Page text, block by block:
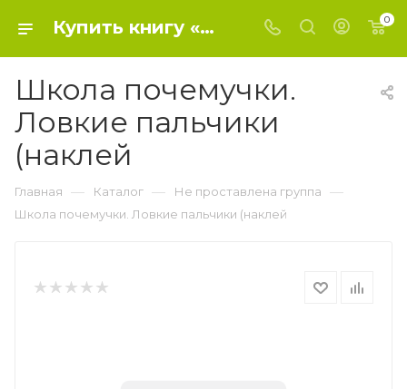
Купить книгу «Школа почемучки. Ловкие пальчики (наклей» 0, - Не проставлена группа 0
Школа почемучки.
Ловкие пальчики
(наклей
Главная — Каталог — Не проставлена группа —
Школа почемучки. Ловкие пальчики (наклей